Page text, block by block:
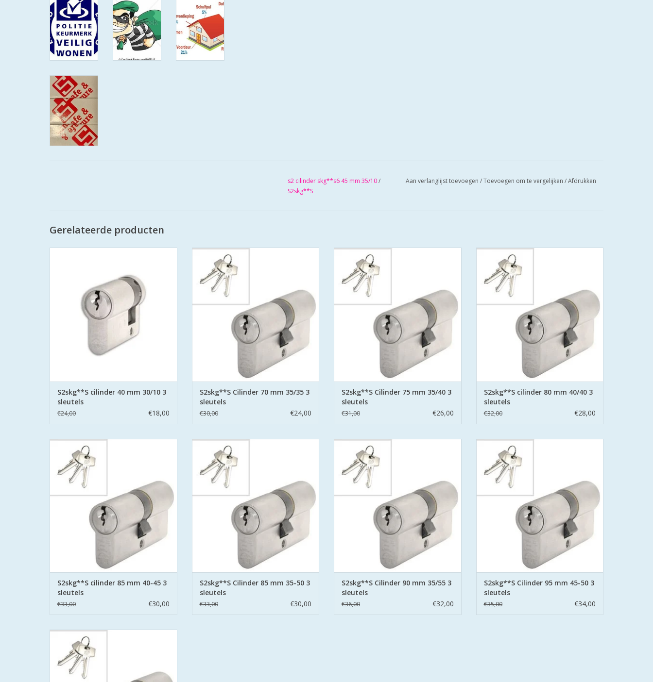
s2 cilinder skg**s6 45 mm 35/10/
S2skg**S
Aan verlanglijst toevoegen /Toevoegen om te vergelijken /Afdrukken
Gerelateerde producten
S2 staat voor safe en secure met boor
belemmering aan beide zijden hard stalen
pinnen.
TOEVOEGEN AAN WINKELWAGEN
S2skg**S cilinder 40 mm 30/10 3
sleutels
€24,00 €18,00
S2 cilinders 70 mm 35/35 SKG**S6
veiligheidscilinder Politie Keurmerk Veilig
S2 staat voor safe en secure met boor
belemmering aan beide zijden hard stalen
TOEVOEGEN AAN WINKELWAGEN
S2skg**S Cilinder 70 mm 35/35 3
sleutels
€30,00 €24,00
S2 cilinders 75 mm 35/40 SKG**S6
veiligheidscilinder Politie Keurmerk Veilig
S2 staat voor safe en secure met boor
belemmering aan beide zijden hard stalen
pinnen.
TOEVOEGEN AAN WINKELWAGEN
S2skg**S Cilinder 75 mm 35/40 3
sleutels
€31,00 €26,00
S2 cilinders 80 mm 40/40 SKG**S6
veiligheidscilinder Politie Keurmerk Veilig
S2 staat voor safe en secure met boor
belemmering aan beide zijden hard stalen
TOEVOEGEN AAN WINKELWAGEN
S2skg**S cilinder 80 mm 40/40 3
sleutels
€32,00 €28,00
S2 cilinders 85 mm 40/45 SKG**S6
veiligheidscilinder Politie Keurmerk Veilig
S2 staat voor safe en secure met boor
belemmering aan beide zijden hard stalen
pinnen.
TOEVOEGEN AAN WINKELWAGEN
S2skg**S cilinder 85 mm 40-45 3
sleutels
€33,00 €30,00
S2 cilinders 85 mm 35/50 SKG**S6
veiligheidscilinder Politie Keurmerk Veilig
S2 staat voor safe en secure met boor
belemmering aan beide zijden hard stalen
pinnen.
TOEVOEGEN AAN WINKELWAGEN
S2skg**S Cilinder 85 mm 35-50 3
sleutels
€33,00 €30,00
S2 cilinders 90 mm 35/55 SKG**S6
veiligheidscilinder Politie Keurmerk Veilig
S2 staat voor safe en secure met boor
belemmering aan beide zijden hard stalen
pinnen.
TOEVOEGEN AAN WINKELWAGEN
S2skg**S Cilinder 90 mm 35/55 3
sleutels
€36,00 €32,00
S2 cilinders 95 mm 45/50 SKG**S6
veiligheidscilinder Politie Keurmerk Veilig
S2 staat voor safe en secure met boor
belemmering aan beide zijden hard stalen
pinnen.
TOEVOEGEN AAN WINKELWAGEN
S2skg**S Cilinder 95 mm 45-50 3
sleutels
€35,00 €34,00
S2 cilinders 80 mm 35/45 SKG**S6
veiligheidscilinder Politie Keurmerk Veilig
S2 staat voor safe en secure met boor
belemmering aan beide zijden hard stalen